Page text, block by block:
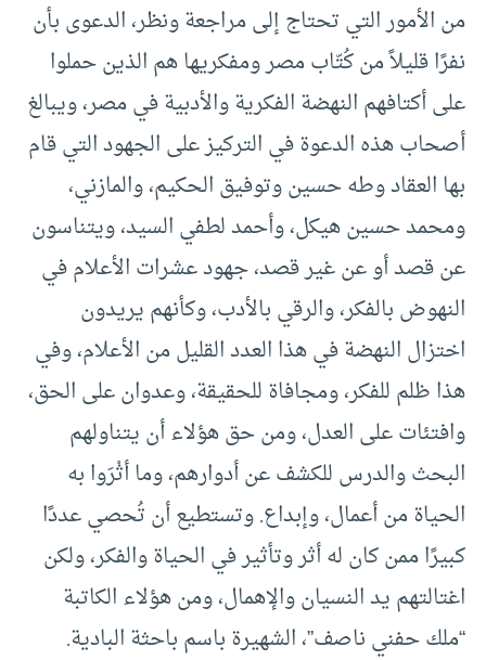
من الأمور التي تحتاج إلى مراجعة ونظر، الدعوى بأن
نفرًا قليلاً من كُتّاب مصر ومفكريها هم الذين حملوا
على أكتافهم النهضة الفكرية والأدبية في مصر، ويبالغ
أصحاب هذه الدعوة في التركيز على الجهود التي قام
بها العقاد وطه حسين وتوفيق الحكيم، والمازني،
ومحمد حسين هيكل، وأحمد لطفي السيد، ويتناسون
عن قصد أو عن غير قصد، جهود عشرات الأعلام في
النهوض بالفكر، والرقي بالأدب، وكأنهم يريدون
اختزال النهضة في هذا العدد القليل من الأعلام، وفي
هذا ظلم للفكر، ومجافاة للحقيقة، وعدوان على الحق،
وافتئات على العدل، ومن حق هؤلاء أن يتناولهم
البحث والدرس للكشف عن أدوارهم، وما أثْرَوا به
الحياة من أعمال، وإبداع. وتستطيع أن تُحصي عددًا
كبيرًا ممن كان له أثر وتأثير في الحياة والفكر، ولكن
اغتالتهم يد النسيان والإهمال، ومن هؤلاء الكاتبة
“ملك حفني ناصف”، الشهيرة باسم باحثة البادية.